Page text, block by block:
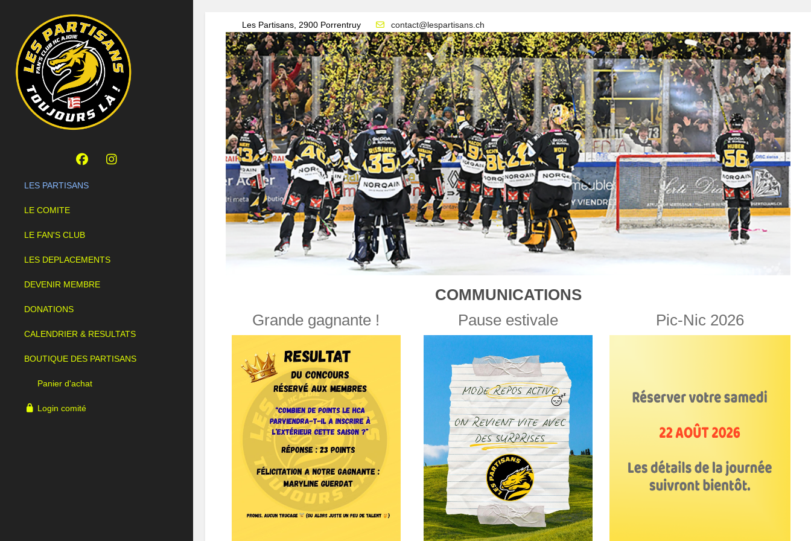
LES PARTISANS
LE COMITE
LE FAN'S CLUB
LES DEPLACEMENTS
DEVENIR MEMBRE
DONATIONS
CALENDRIER & RESULTATS
BOUTIQUE DES PARTISANS
Panier d'achat
Login comité
Les Partisans, 2900 Porrentruy contact@lespartisans.ch
COMMUNICATIONS
Grande gagnante !
Pause estivale Pic-Nic 2026